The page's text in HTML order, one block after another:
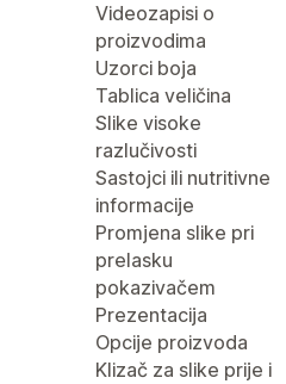
Videozapisi o
proizvodima
Uzorci boja
Tablica veličina
Slike visoke
razlučivosti
Sastojci ili nutritivne
informacije
Promjena slike pri
prelasku
pokazivačem
Prezentacija
Opcije proizvoda
Klizač za slike prije i